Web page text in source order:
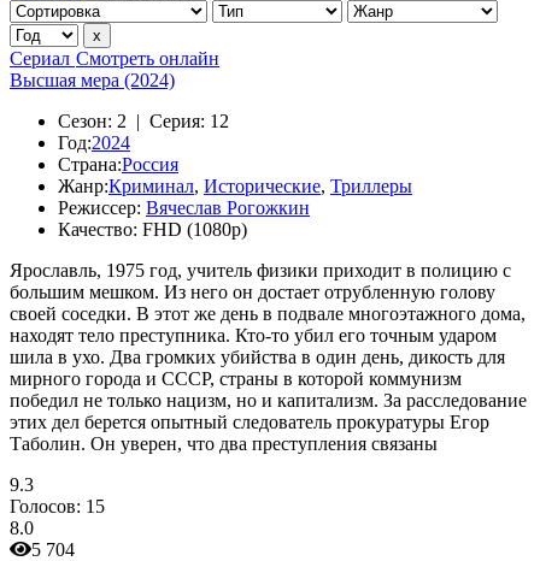
Сериал Смотреть онлайн
Высшая мера (2024)
Сезон: 2 | Серия: 12
Год:2024
Страна:Россия
Жанр:Криминал, Исторические, Триллеры
Режиссер: Вячеслав Рогожкин
Качество: FHD (1080p)
Ярославль, 1975 год, учитель физики приходит в полицию с
большим мешком. Из него он достает отрубленную голову
своей соседки. В этот же день в подвале многоэтажного дома,
находят тело преступника. Кто-то убил его точным ударом
шила в ухо. Два громких убийства в один день, дикость для
мирного города и СССР, страны в которой коммунизм
победил не только нацизм, но и капитализм. За расследование
этих дел берется опытный следователь прокуратуры Егор
Таболин. Он уверен, что два преступления связаны
9.3
Голосов: 15
8.0
5 704